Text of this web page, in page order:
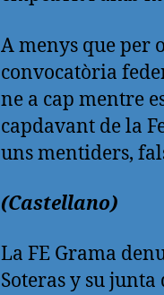
A menys que per
convocatòria
ne a cap mentre
capdavant de la
uns mentiders,
(Castellano)
La FE Grama
Soteras y su